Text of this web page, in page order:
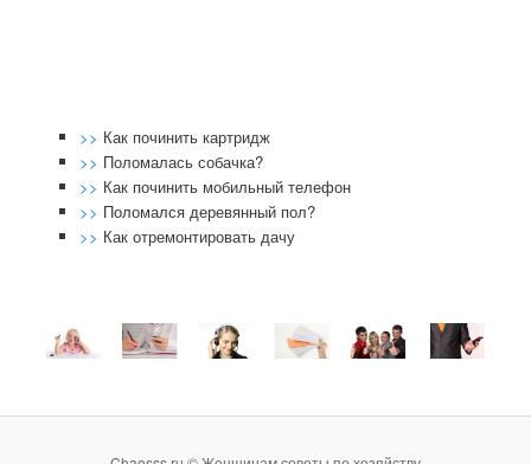
>> Как починить картридж
>> Поломалась собачка?
>> Как починить мобильный телефон
>> Поломался деревянный пол?
>> Как отремонтировать дачу